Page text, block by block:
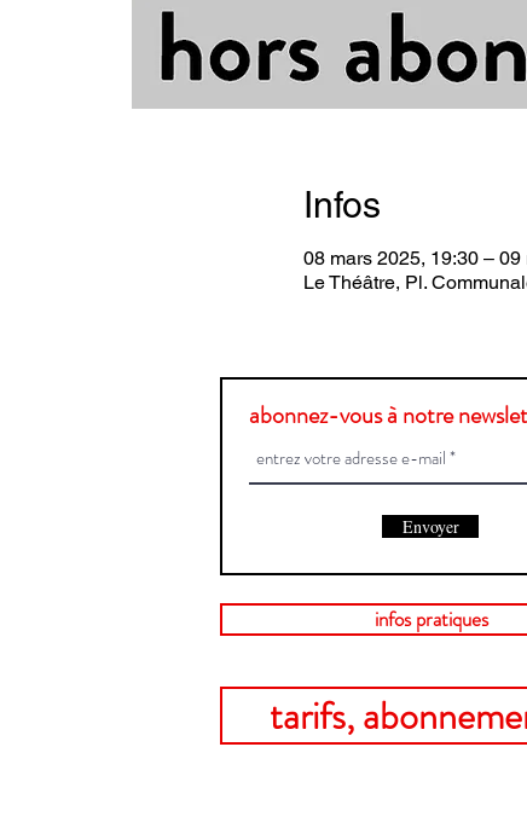
Infos
08 mars 2025, 19:30 –
Le Théâtre, Pl.
abonnez-vous à notre
Envoyer
infos pratiques
tarifs,